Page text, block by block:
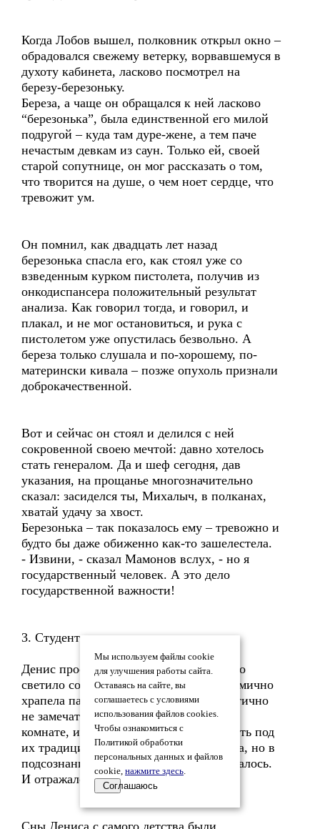
Когда Лобов вышел, полковник открыл окно –
обрадовался свежему ветерку, ворвавшемуся в
духоту кабинета, ласково посмотрел на
березу-березоньку.
Береза, а чаще он обращался к ней ласково
“березонька”, была единственной его милой
подругой – куда там дуре-жене, а тем паче
нечастым девкам из саун. Только ей, своей
старой сопутнице, он мог рассказать о том,
что творится на душе, о чем ноет сердце, что
тревожит ум.
Он помнил, как двадцать лет назад
березонька спасла его, как стоял уже со
взведенным курком пистолета, получив из
онкодиспансера положительный результат
анализа. Как говорил тогда, и говорил, и
плакал, и не мог остановиться, и рука с
пистолетом уже опустилась безвольно. А
береза только слушала и по-хорошему, по-
матерински кивала – позже опухоль признали
доброкачественной.
Вот и сейчас он стоял и делился с ней
сокровенной своею мечтой: давно хотелось
стать генералом. Да и шеф сегодня, дав
указания, на прощанье многозначительно
сказал: засиделся ты, Михалыч, в полканах,
хватай удачу за хвост.
Березонька – так показалось ему – тревожно и
будто бы даже обиженно как-то зашелестела.
- Извини, - сказал Мамонов вслух, - но я
государственный человек. А это дело
государственной важности!
3. Студент.
Денис проснулся разбитым. В окно ярко
светило солнце, на соседней койке ритмично
храпела парочка – Денис научился тактично
не замечать новых подружек соседа по
комнате, и даже привык быстро засыпать под
их традиционное сопение из-под одеяла, но в
подсознании, видимо, что-то откладывалось.
И отражалось в снах.
Сны Дениса с самого детства были
Мы используем файлы cookie
для улучшения работы сайта.
Оставаясь на сайте, вы
соглашаетесь с условиями
использования файлов cookies.
Чтобы ознакомиться с
Политикой обработки
персональных данных и файлов
cookie, нажмите здесь.
Соглашаюсь